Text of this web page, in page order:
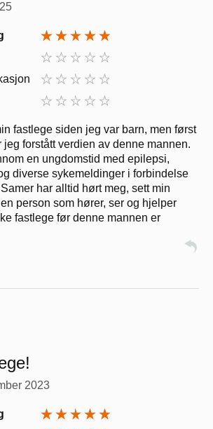
fastlege siden jeg var barn, men først
jeg forstått verdien av denne mannen.
en ungdomstid med epilepsi,
diverse sykemeldinger i forbindelse
har alltid hørt meg, sett min
person som hører, ser og hjelper
fastlege før denne mannen er
2023